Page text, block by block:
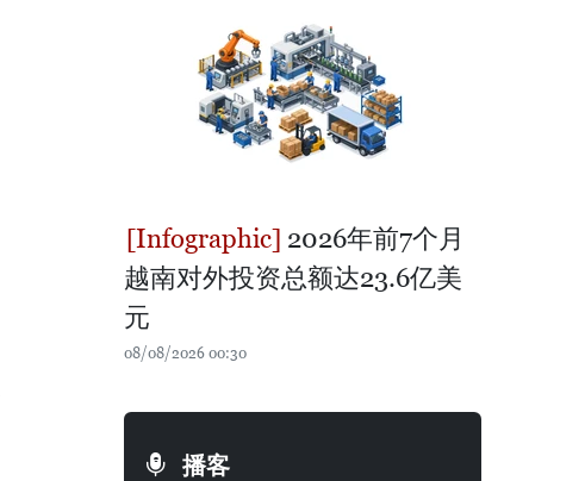
2026年前7个月
越南对外投资总额达23.6亿美
元
08/08/2026 00:30
播客